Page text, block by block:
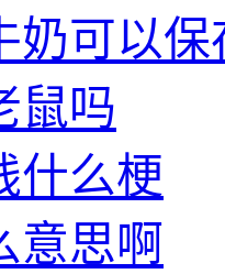
奶可以保
鼠吗
什么梗
意思啊